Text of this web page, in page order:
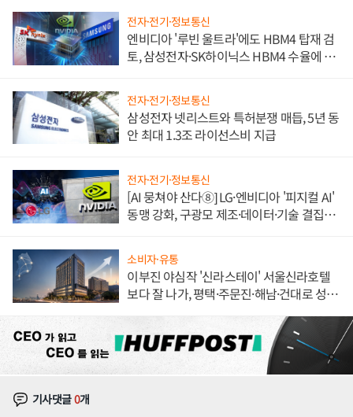
전자·전기·정보통신
엔비디아 '루빈 울트라'에도 HBM4 탑재 검
토, 삼성전자·SK하이닉스 HBM4 수율에 주
전자·전기·정보통신
삼성전자 넷리스트와 특허분쟁 매듭, 5년 동
안 최대 1.3조 라이선스비 지급
전자·전기·정보통신
[AI 뭉쳐야 산다⑧] LG·엔비디아 '피지컬 AI'
동맹 강화, 구광모 제조·데이터·기술 결집
소비자·유통
이부진 야심작 '신라스테이' 서울신라호텔
보다 잘 나가, 평택·주문진·해남·건대로 성
기사댓글0개